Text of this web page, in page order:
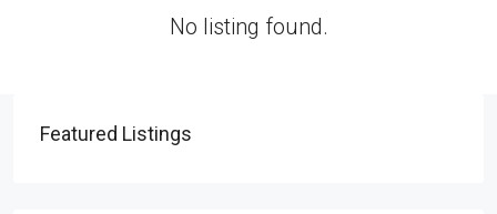
No listing found.
Featured Listings